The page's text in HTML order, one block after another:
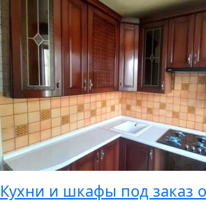
Кухни и шкафы под заказ